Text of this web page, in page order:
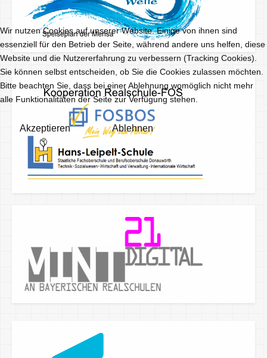
Wir nutzen Cookies auf unserer Website. Einige von ihnen sind
essenziell für den Betrieb der Seite, während andere uns helfen, diese
Website und die Nutzererfahrung zu verbessern (Tracking Cookies).
Sie können selbst entscheiden, ob Sie die Cookies zulassen möchten.
Bitte beachten Sie, dass bei einer Ablehnung womöglich nicht mehr
alle Funktionalitäten der Seite zur Verfügung stehen.
Akzeptieren Ablehnen